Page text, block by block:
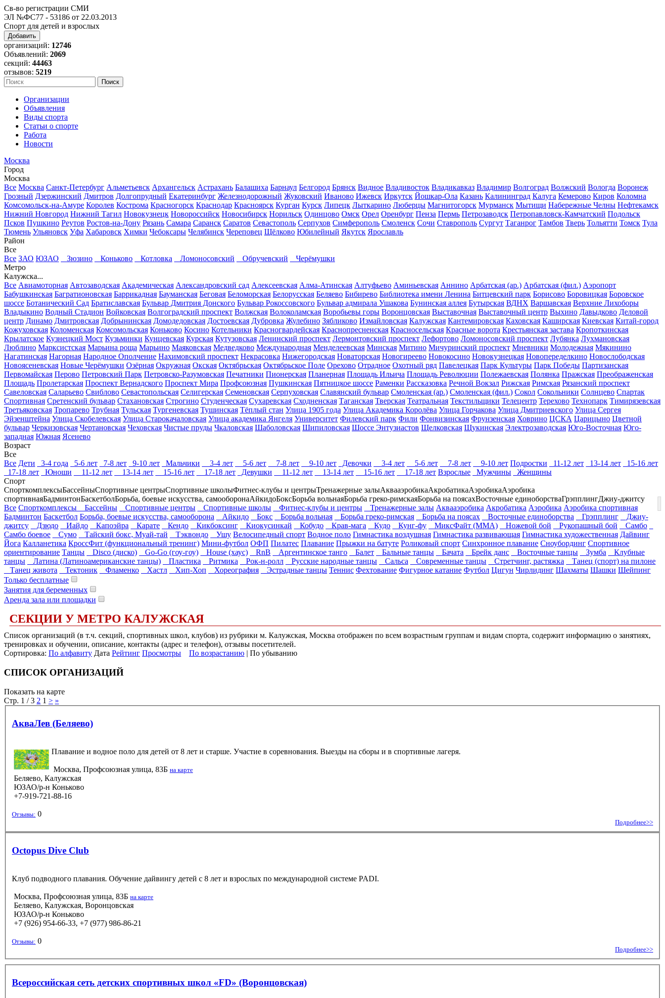
Св-во регистрации СМИ
ЭЛ №ФС77 - 53186 от 22.03.2013
Спорт для детей и взрослых
Добавить
организаций: 12746
Объявлений: 2069
секций: 44463
отзывов: 5219
Организации
Объявления
Виды спорта
Статьи о спорте
Работа
Новости
Москва
Город
Москва
Все Москва Санкт-Петербург Альметьевск Архангельск Астрахань Балашиха Барнаул Белгород Брянск Видное Владивосток Владикавказ Владимир Волгоград Волжский Вологда Воронеж
Грозный Дзержинский Дмитров Долгопрудный Екатеринбург Железнодорожный Жуковский Иваново Ижевск Иркутск Йошкар-Ола Казань Калининград Калуга Кемерово Киров Коломна
Комсомольск-на-Амуре Королев Кострома Красногорск Краснодар Красноярск Курган Курск Липецк Лыткарино Люберцы Магнитогорск Мурманск Мытищи Набережные Челны Нефтекамск
Нижний Новгород Нижний Тагил Новокузнецк Новороссийск Новосибирск Норильск Одинцово Омск Орел Оренбург Пенза Пермь Петрозаводск Петропавловск-Камчатский Подольск
Псков Пушкино Реутов Ростов-на-Дону Рязань Самара Саранск Саратов Севастополь Серпухов Симферополь Смоленск Сочи Ставрополь Сургут Таганрог Тамбов Тверь Тольятти Томск Тула
Тюмень Ульяновск Уфа Хабаровск Химки Чебоксары Челябинск Череповец Щёлково Юбилейный Якутск Ярославль
Район
Все
Все ЗАО ЮЗАО Зюзино Коньково Котловка Ломоносовский Обручевский
Черёмушки
Метро
Калужска...
Все Авиамоторная Автозаводская Академическая Александровский сад Алексеевская Алма-Атинская Алтуфьево Аминьевская Аннино Арбатская (ар.) Арбатская (фил.) Аэропорт
Бабушкинская Багратионовская Баррикадная Бауманская Беговая Беломорская Белорусская Беляево Бибирево Библиотека имени Ленина Битцевский парк Борисово Боровицкая Боровское
шоссе Ботанический Сад Братиславская Бульвар Дмитрия Донского Бульвар Рокоссовского Бульвар адмирала Ушакова Бунинская аллея Бутырская ВДНХ Варшавская Верхние Лихоборы
Владыкино Водный Стадион Войковская Волгоградский проспект Волжская Волоколамская Воробьевы горы Воронцовская Выставочная Выставочный центр Выхино Давыдково Деловой
центр Динамо Дмитровская Добрынинская Домодедовская Достоевская Дубровка Жулебино Зябликово Измайловская Калужская Кантемировская Каховская Каширская Киевская Китай-город
Кожуховская Коломенская Комсомольская Коньково Косино Котельники Красногвардейская Краснопресненская Красносельская Красные ворота Крестьянская застава Кропоткинская
Крылатское Кузнецкий Мост Кузьминки Кунцевская Курская Кутузовская Ленинский проспект Лермонтовский проспект Лефортово Ломоносовский проспект Лубянка Лухмановская
Люблино Марксистская Марьина роща Марьино Маяковская Медведково Международная Менделеевская Минская Митино Мичуринский проспект Мневники Молодежная Мякинино
Нагатинская Нагорная Народное Ополчение Нахимовский проспект Некрасовка Нижегородская Новаторская Новогиреево Новокосино Новокузнецкая Новопеределкино Новослободская
Новоясеневская Новые Черёмушки Озёрная Окружная Окская Октябрьская Октябрьское Поле Орехово Отрадное Охотный ряд Павелецкая Парк Культуры Парк Победы Партизанская
Первомайская Перово Петровский Парк Петровско-Разумовская Печатники Пионерская Планерная Площадь Ильича Площадь Революции Полежаевская Полянка Пражская Преображенская
Площадь Пролетарская Проспект Вернадского Проспект Мира Профсоюзная Пушкинская Пятницкое шоссе Раменки Рассказовка Речной Вокзал Рижская Римская Рязанский проспект
Савеловская Саларьево Свиблово Севастопольская Селигерская Семеновская Серпуховская Славянский бульвар Смоленская (ар.) Смоленская (фил.) Сокол Сокольники Солнцево Спартак
Спортивная Сретенский бульвар Стахановская Строгино Студенческая Сухаревская Сходненская Таганская Тверская Театральная Текстильщики Телецентр Терехово Технопарк Тимирязевская
Третьяковская Тропарево Трубная Тульская Тургеневская Тушинская Тёплый стан Улица 1905 года Улица Академика Королёва Улица Горчакова Улица Дмитриевского Улица Сергея
Эйзенштейна Улица Скобелевская Улица Старокачаловская Улица академика Янгеля Университет Филевский парк Фили Фонвизинская Фрунзенская Ховрино ЦСКА Царицыно Цветной
бульвар Черкизовская Чертановская Чеховская Чистые пруды Чкаловская Шаболовская Шипиловская Шоссе Энтузиастов Щелковская Щукинская Электрозаводская Юго-Восточная Юго-
западная Южная Ясенево
Возраст
Все
Все Дети 3-4 года 5-6 лет 7-8 лет 9-10 лет Мальчики 3-4 лет 5-6 лет 7-8 лет 9-10 лет Девочки 3-4 лет 5-6 лет 7-8 лет 9-10 лет Подростки 11-12 лет 13-14 лет
15-16 лет
17-18 лет
Юноши 11-12 лет 13-14 лет 15-16 лет 17-18 лет Девушки 11-12 лет 13-14 лет 15-16 лет 17-18 лет Взрослые Мужчины
Женщины
Спорт
СпорткомплексыБассейныСпортивные центрыСпортивные школыФитнес-клубы и центрыТренажерные залыАквааэробикаАкробатикаАэробикаАэробика
спортивнаяБадминтонБаскетболБорьба, боевые искусства, самооборонаАйкидоБоксБорьба вольнаяБорьба греко-римскаяБорьба на поясахВосточные единоборстваГрэпплингДжиу-джитсу
Все Спорткомплексы Бассейны Спортивные центры Спортивные школы Фитнес-клубы и центры Тренажерные залы Аквааэробика Акробатика Аэробика Аэробика спортивная
Бадминтон Баскетбол Борьба, боевые искусства, самооборона Айкидо Бокс Борьба вольная Борьба греко-римская Борьба на поясах Восточные единоборства Грэпплинг
Джиу-
джитсу
Дзюдо Иайдо Капоэйра Карате Кендо Кикбоксинг Киокусинкай Кобудо Крав-мага Кудо Кунг-фу МиксФайт (ММА) Ножевой бой Рукопашный бой
Самбо
Самбо боевое
Сумо Тайский бокс, Муай-тай Тэквондо Ушу Велосипедный спорт Водное поло Гимнастика воздушная Гимнастика развивающая Гимнастика художественная Дайвинг
Йога Калланетика КроссФит (функциональный тренинг) Мини-футбол ОФП Пилатес Плавание Прыжки на батуте Роликовый спорт Синхронное плавание Сноубординг Спортивное
ориентирование Танцы Disco (диско) Go-Go (гоу-гоу) House (хаус) RnB Аргентинское танго Балет Бальные танцы Бачата Брейк данс Восточные танцы Зумба
Клубные
танцы
Латина (Латиноамериканские танцы) Пластика Ритмика Рок-н-ролл Русские народные танцы Сальса Современные танцы Стретчинг, растяжка
Танец (спорт) на пилоне
Танец живота
Тектоник Фламенко Хастл Хип-Хоп Хореография Эстрадные танцы Теннис Фехтование Фигурное катание Футбол Цигун Чирлидинг Шахматы Шашки Шейпинг
Только бесплатные
Занятия для беременных
Аренда зала или площадки
СЕКЦИИ У МЕТРО КАЛУЖСКАЯ
Список организаций (в т.ч. секций, спортивных школ, клубов) из рубрики м. Калужская, Москва отображен по всем возрастным группам и видам спорта, содержит информацию о занятиях,
тренировках и обучении, описание, контакты (адрес и телефон), отзывы посетителей.
Сортировка: По алфавиту Дата Рейтинг Просмотры По возрастанию | По убыванию
СПИСОК ОРГАНИЗАЦИЙ
Показать на карте
Стр. 1 / 3 2 1 > »
АкваЛев (Беляево)
Плавание и водное поло для детей от 8 лет и старше. Участие в соревнования. Выезды на сборы и в спортивные лагеря.
Москва, Профсоюзная улица, 83Б на карте
Беляево, Калужская
ЮЗАО/р-н Коньково
+7-919-721-88-16
Отзывы: 0
Подробнее>>
Octopus Dive Club
Клуб подводного плавания. Обучение дайвингу детей с 8 лет и взрослых по международной системе PADI.
Москва, Профсоюзная улица, 83Б на карте
Беляево, Калужская, Воронцовская
ЮЗАО/р-н Коньково
+7 (926) 954-66-33, +7 (977) 986-86-21
Отзывы: 0
Подробнее>>
Всероссийская сеть детских спортивных школ «FD» (Воронцовская)